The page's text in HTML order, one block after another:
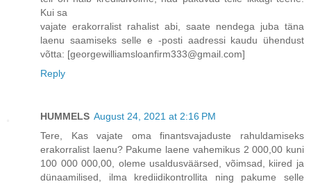
Kui sa
vajate erakorralist rahalist abi, saate nendega juba täna
laenu saamiseks selle e -posti aadressi kaudu ühendust
võtta: [georgewilliamsloanfirm333@gmail.com]
Reply
HUMMELS August 24, 2021 at 2:16 PM
Tere, Kas vajate oma finantsvajaduste rahuldamiseks
erakorralist laenu? Pakume laene vahemikus 2 000,00 kuni
100 000 000,00, oleme usaldusväärsed, võimsad, kiired ja
dünaamilised, ilma krediidikontrollita ning pakume selle